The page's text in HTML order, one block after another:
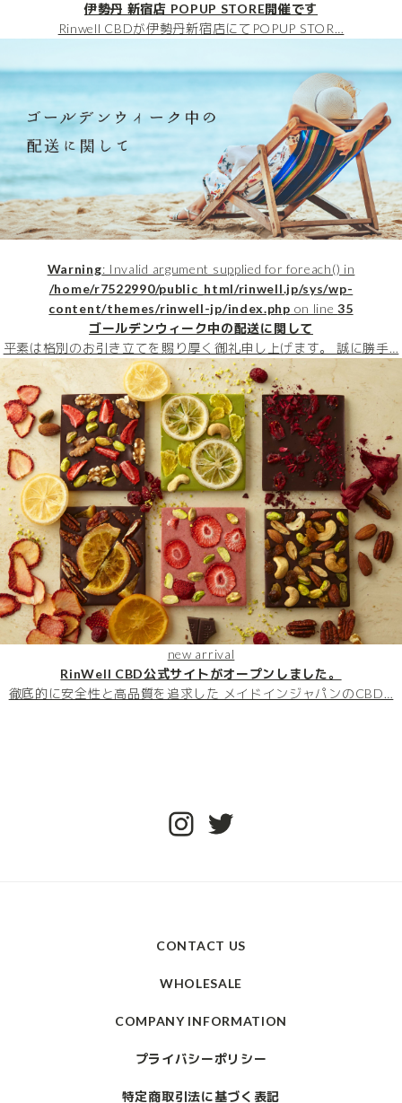
伊勢丹 新宿店 POPUP STORE開催です
Rinwell CBDが伊勢丹新宿店にてPOPUP STOR…
Warning: Invalid argument supplied for foreach() in
/home/r7522990/public_html/rinwell.jp/sys/wp-
content/themes/rinwell-jp/index.php on line35
ゴールデンウィーク中の配送に関して
平素は格別のお引き立てを賜り厚く御礼申し上げます。 誠に勝手…
new arrival
RinWell CBD公式サイトがオープンしました。
徹底的に安全性と高品質を追求した メイドインジャパンのCBD…
CONTACT US
WHOLESALE
COMPANY INFORMATION
プライバシーポリシー
特定商取引法に基づく表記